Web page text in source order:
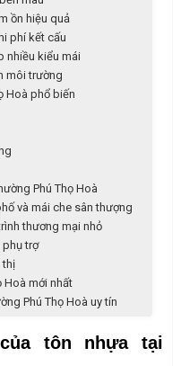
ồn hiệu quả
phí kết cấu
nhiều kiểu mái
môi trường
Hoà phổ biến
Phú Thọ Hoà
và mái che sân thượng
thương mại nhỏ
phụ trợ
thị
Hoà mới nhất
Phú Thọ Hoà uy tín
tôn nhựa tại